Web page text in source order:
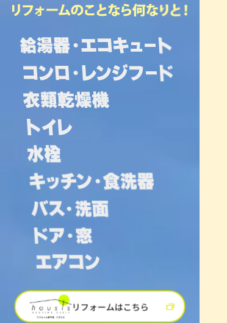
リフォームはこちら